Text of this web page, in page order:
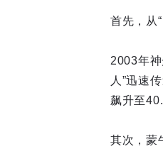
首先，从
2003年
人”迅速
飙升至
其次，蒙